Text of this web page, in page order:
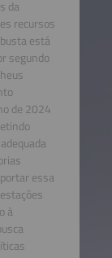
da
recursos
está
segundo
de 2024
essa
à